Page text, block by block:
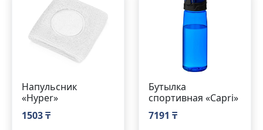
Напульсник
«Hyper»
1503 ₸
Бутылка
спортивная «Capri»
7191 ₸